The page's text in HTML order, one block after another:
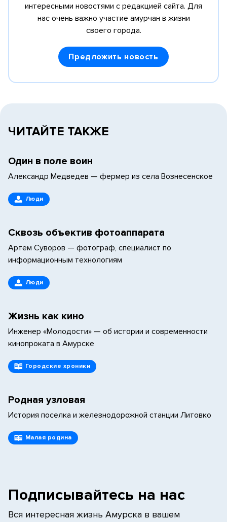
интересными новостями с редакцией сайта. Для
нас очень важно участие амурчан в жизни
своего города.
Предложить новость
ЧИТАЙТЕ ТАКЖЕ
Один в поле воин
Александр Медведев — фермер из села Вознесенское
Люди
Сквозь объектив фотоаппарата
Артем Суворов — фотограф, специалист по
информационным технологиям
Люди
Жизнь как кино
Инженер «Молодости» — об истории и современности
кинопроката в Амурске
Городские хроники
Родная узловая
История поселка и железнодорожной станции Литовко
Малая родина
Подписывайтесь на нас
Вся интересная жизнь Амурска в вашем